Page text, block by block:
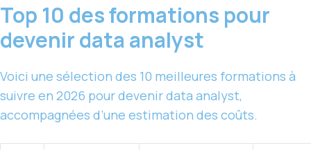
Top 10 des formations pour
devenir data analyst
Voici une sélection des 10 meilleures formations à
suivre en 2026 pour devenir data analyst,
accompagnées d’une estimation des coûts.